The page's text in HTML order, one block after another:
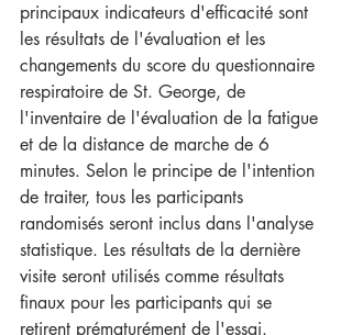
principaux indicateurs d'efficacité sont
les résultats de l'évaluation et les
changements du score du questionnaire
respiratoire de St. George, de
l'inventaire de l'évaluation de la fatigue
et de la distance de marche de 6
minutes. Selon le principe de l'intention
de traiter, tous les participants
randomisés seront inclus dans l'analyse
statistique. Les résultats de la dernière
visite seront utilisés comme résultats
finaux pour les participants qui se
retirent prématurément de l'essai.